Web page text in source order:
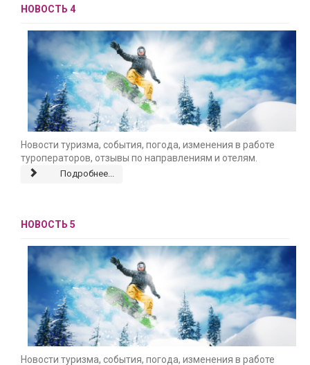
НОВОСТЬ 4
Новости туризма, события, погода, изменения в работе
туроператоров, отзывы по направлениям и отелям.
Подробнее...
НОВОСТЬ 5
Новости туризма, события, погода, изменения в работе